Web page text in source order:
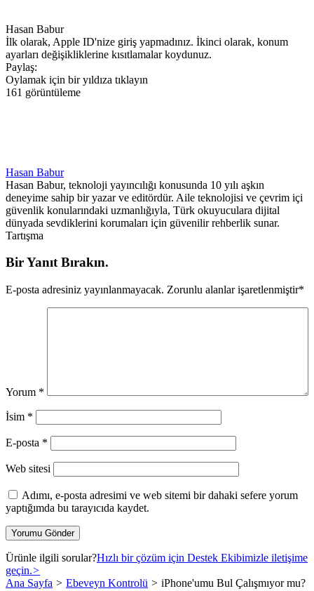
Hasan Babur
İlk olarak, Apple ID'nize giriş yapmadınız. İkinci olarak, konum
ayarları değişikliklerine kısıtlamalar koydunuz.
Paylaş:
Oylamak için bir yıldıza tıklayın
161 görüntüleme
Hasan Babur
Hasan Babur, teknoloji yayıncılığı konusunda 10 yılı aşkın
deneyime sahip bir yazar ve editördür. Aile teknolojisi ve çevrim içi
güvenlik konularındaki uzmanlığıyla, Türk okuyuculara dijital
dünyada sevdiklerini korumaları için güvenilir rehberlik sunar.
Tartışma
Bir Yanıt Bırakın.
E-posta adresiniz yayınlanmayacak. Zorunlu alanlar işaretlenmiştir*
Yorum *
İsim *
E-posta *
Web sitesi
Adımı, e-posta adresimi ve web sitemi bir dahaki sefere yorum
yaptığımda bu tarayıcıda kaydet.
Ürünle ilgili sorular?Hızlı bir çözüm için Destek Ekibimizle iletişime
geçin.>
Ana Sayfa > Ebeveyn Kontrolü > iPhone'umu Bul Çalışmıyor mu?